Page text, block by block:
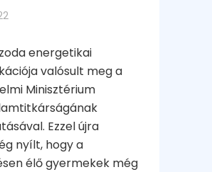
energetikai
valósult meg a
Minisztérium
Ezzel újra
nyílt, hogy a
élő gyermekek még